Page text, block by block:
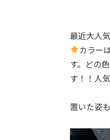
最近大人
カラー
す。どの
す！！人
置いた姿